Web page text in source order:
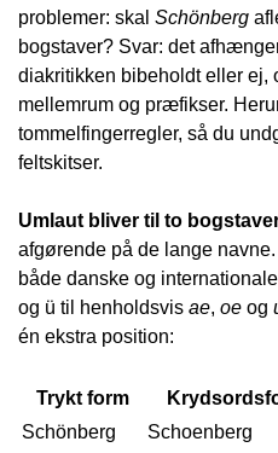
problemer: skal Schönberg
bogstaver? Svar: det
diakritikken bibeholdt eller ej,
mellemrum og præfikser.
tommelfingerregler, så du
feltskitser.
Umlaut bliver til to
afgørende på de lange
både danske og
og ü til henholdsvis ae, oe og
én ekstra position:
Trykt form
Schönberg
Schoenberg